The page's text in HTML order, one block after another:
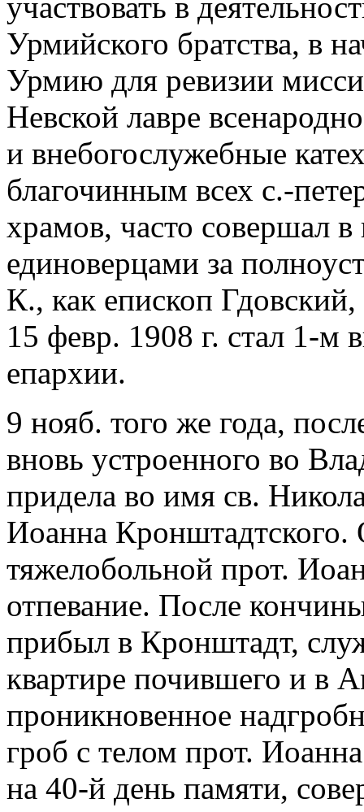
Урмийского братства, в
Урмию для ревизии
Невской лавре
и внебогослужебные
благочинным всех с.-
храмов, часто совершал
единоверцами за
К., как епископ
15 февр. 1908 г. стал 1-м
епархии.
9 нояб. того же года,
вновь устроенного во
придела во имя св.
Иоанна Кронштадтского.
тяжелобольной прот.
отпевание. После
прибыл в Кронштадт,
квартире почившего и в
проникновенное
гроб с телом прот.
на 40-й день памяти,